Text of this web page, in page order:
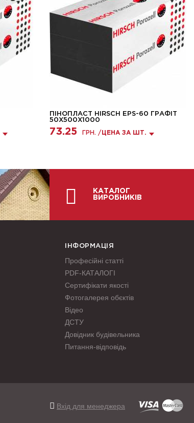
ПІНОПЛАСТ HIRSCH EPS-60 ГРАФІТ
50X500X1000
73.25 ГРН. / ЦЕНА ЗА ШТ.
КАТАЛОГ
ВИРОБНИКІВ
ІНФОРМАЦІЯ
Професійні статті
PDF-КАТАЛОГІ
Сертифікати якості
Фотогалерея обєктів
Відео
ДСТУ
Довідник будівельника
Питання-відповідь
Вхід для менеджера